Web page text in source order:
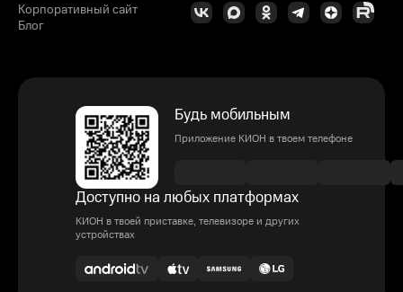
Корпоративный сайт
Блог
Будь мобильным
Приложение КИОН в твоем телефоне
Доступно на любых платформах
КИОН в твоей приставке, телевизоре и других
устройствах